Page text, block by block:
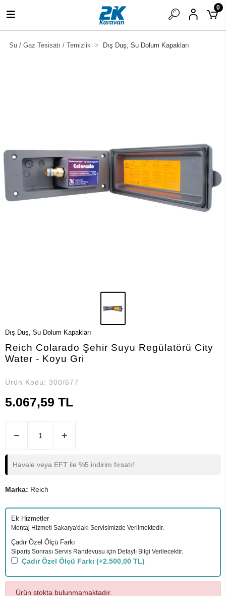
0
Su / Gaz Tesisatı / Temizlik Dış Duş, Su Dolum Kapakları
Dış Duş, Su Dolum Kapakları
Reich Colarado Şehir Suyu Regülatörü City
Water - Koyu Gri
Ürün Kodu: 300/677
5.067,59 TL
Havale veya EFT ile %5 indirim fırsatı!
Marka: Reich
Ek Hizmetler
Montaj Hizmeti Sakarya'daki Servisimizde Verilmektedir.
Çadır Özel Ölçü Farkı
Sipariş Sonrası Servis Randevusu için Detaylı Bilgi Verilecektir.
Çadır Özel Ölçü Farkı (+2.500,00 TL)
Ürün stokta bulunmamaktadır.